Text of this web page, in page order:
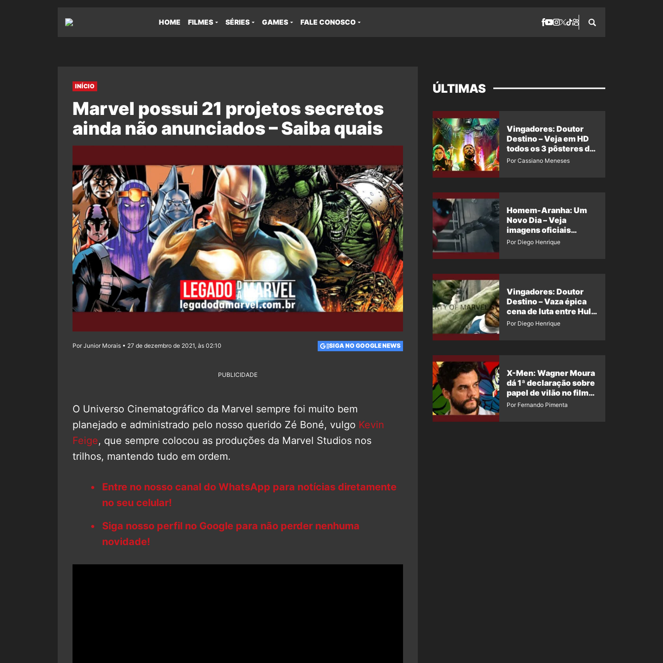
HOME FILMES SÉRIES GAMES FALE CONOSCO
INÍCIO
Marvel possui 21 projetos secretos
ainda não anunciados – Saiba quais
Por Junior Morais • 27 de dezembro de 2021, às 02:10 SIGA NO GOOGLE NEWS
PUBLICIDADE
O Universo Cinematográfico da Marvel sempre foi muito bem
planejado e administrado pelo nosso querido Zé Boné, vulgo Kevin
Feige, que sempre colocou as produções da Marvel Studios nos
trilhos, mantendo tudo em ordem.
Entre no nosso canal do WhatsApp para notícias diretamente
no seu celular!
Siga nosso perfil no Google para não perder nenhuma
novidade!
ÚLTIMAS
Vingadores: Doutor
Destino – Veja em HD
todos os 3 pôsteres de
‘Doomsday’ + 1 imagem
Por Cassiano Meneses
Homem-Aranha: Um
Novo Dia – Veja
imagens oficiais
descartadas do Hulk
Por Diego Henrique
Vingadores: Doutor
Destino – Vaza épica
cena de luta entre Hulk
e o Coisa
Por Diego Henrique
X-Men: Wagner Moura
dá 1ª declaração sobre
papel de vilão no filme
da Marvel
Por Fernando Pimenta